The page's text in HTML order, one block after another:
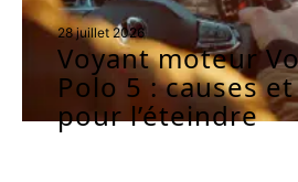
28 juillet 2026
Voyant moteur
Polo 5 : causes
pour l’éteindre